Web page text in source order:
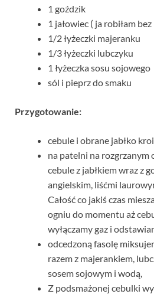
1 goździk
1 jałowiec ( ja robiłam bez
1/2 łyżeczki majeranku
1/3 łyżeczki lubczyku
1 łyżeczka sosu sojowego
sól i pieprz do smaku
Przygotowanie:
cebule i obrane jabłko
na patelni na rozgrzanym
cebule z jabłkiem wraz z
angielskim, liśćmi
Całość co jakiś czas
ogniu do momentu aż
wyłączamy gaz i
odcedzoną fasolę
razem z majerankiem,
sosem sojowym i wodą,
Z podsmażonej cebulki